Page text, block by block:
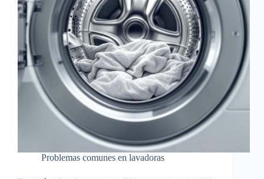
Problemas comunes en lavadoras